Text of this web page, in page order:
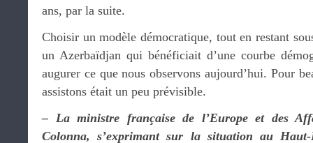
ans, par la suite.
Choisir un modèle démocratique, tout en restant
un Azerbaïdjan qui bénéficiait d’une courbe
augurer ce que nous observons aujourd’hui. Pour
assistons était un peu prévisible.
– La ministre française de l’Europe et des
Colonna, s’exprimant sur la situation au